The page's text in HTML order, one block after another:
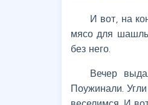
И вот, на
мясо для
без него.
Вечер
Поужинали.